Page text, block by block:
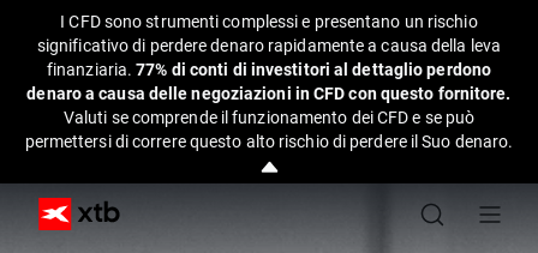
I CFD sono strumenti complessi e presentano un rischio
significativo di perdere denaro rapidamente a causa della leva
finanziaria.77% di conti di investitori al dettaglio perdono
denaro a causa delle negoziazioni in CFD con questo fornitore.
Valuti se comprende il funzionamento dei CFD e se può
permettersi di correre questo alto rischio di perdere il Suo denaro.